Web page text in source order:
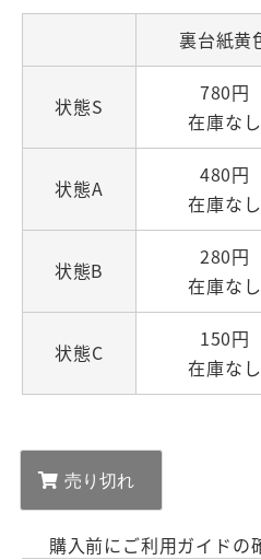
裏台紙黄
状態S
780円
在庫なし
状態A
480円
在庫なし
状態B
280円
在庫なし
状態C
150円
在庫なし
購入前にご利用ガイドの